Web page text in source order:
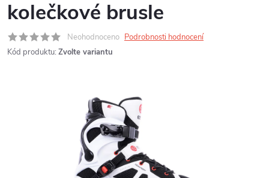
kolečkové brusle
Neohodnoceno Podrobnosti hodnocení
Kód produktu: Zvolte variantu